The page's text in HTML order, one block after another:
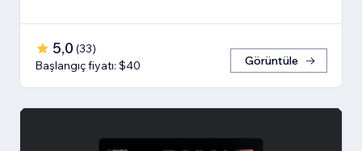
5,0 (33)
Başlangıç fiyatı: $40
Görüntüle